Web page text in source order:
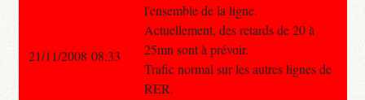
l'ensemble de la ligne.
Actuellement, des retards de 20 à
25mn sont à prévoir.
Trafic normal sur les autres lignes de
RER.
21/11/2008 08:33